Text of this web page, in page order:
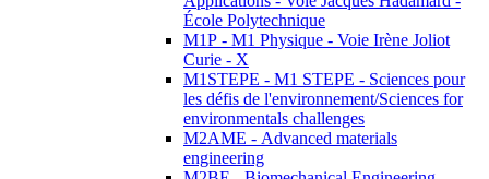
École Polytechnique
M1P - M1 Physique - Voie Irène Joliot
Curie - X
M1STEPE - M1 STEPE - Sciences pour
les défis de l'environnement/Sciences for
environmentals challenges
M2AME - Advanced materials
engineering